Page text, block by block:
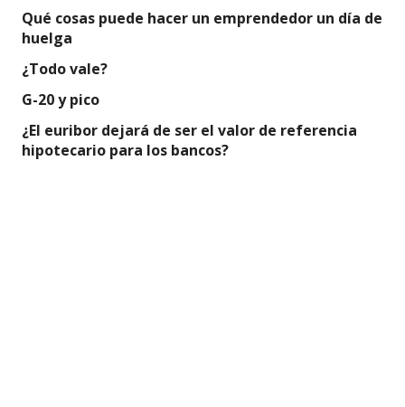
Qué cosas puede hacer un emprendedor un día de
huelga
¿Todo vale?
G-20 y pico
¿El euribor dejará de ser el valor de referencia
hipotecario para los bancos?